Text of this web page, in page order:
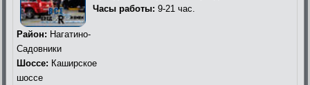
Часы работы: 9-21 час.
Район: Нагатино-
Садовники
Шоссе: Каширское
шоссе